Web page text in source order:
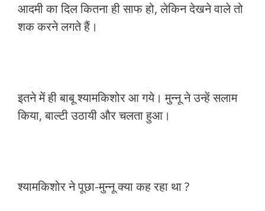
आदमी का दिल कितना ही साफ हो, लेकिन देखने वाले तो
शक करने लगते हैं।
इतने में ही बाबू श्यामकिशोर आ गये। मुन्नू ने उन्हें सलाम
किया, बाल्टी उठायी और चलता हुआ।
श्यामकिशोर ने पूछा-मुन्नू क्या कह रहा था ?